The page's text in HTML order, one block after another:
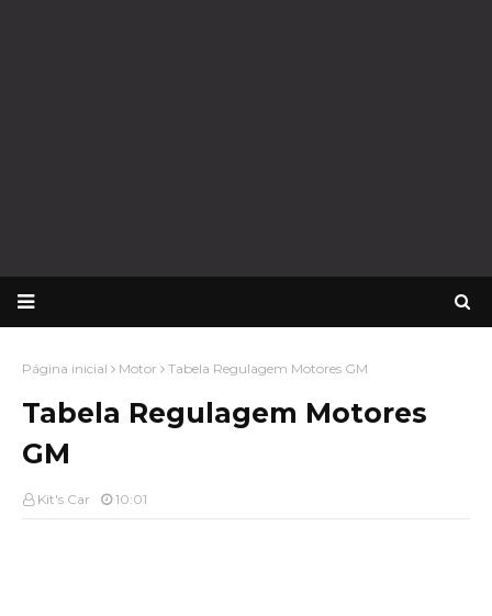
Página inicial Motor Tabela Regulagem Motores GM
Tabela Regulagem Motores
GM
Kit's Car 10:01